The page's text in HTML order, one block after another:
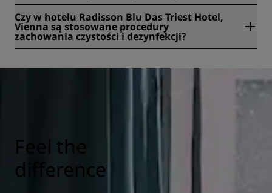
przechowalnię bagażu.
Czy w hotelu Radisson Blu Das Triest Hotel,
Vienna są stosowane procedury
zachowania czystości i dezynfekcji?
zapewnienia zdrowia, bezpieczeństwa i ochrony gości.
Więcej informacji jest dostępne tutaj:
Feel the
difference